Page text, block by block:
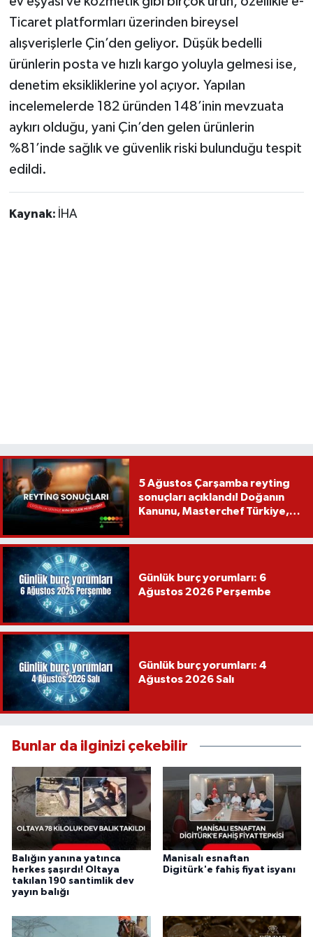
Ticaret platformları üzerinden bireysel
alışverişlerle Çin’den geliyor. Düşük bedelli
ürünlerin posta ve hızlı kargo yoluyla gelmesi ise,
denetim eksikliklerine yol açıyor. Yapılan
incelemelerde 182 üründen 148’inin mevzuata
aykırı olduğu, yani Çin’den gelen ürünlerin
%81’inde sağlık ve güvenlik riski bulunduğu tespit
edildi.
Kaynak: İHA
5 Ağustos Çarşamba reyting
sonuçları açıklandı! Doğanın
Kanunu, Masterchef Türkiye,
Günlük burç yorumları: 6
Ağustos 2026 Perşembe
Günlük burç yorumları: 4
Ağustos 2026 Salı
Bunlar da ilginizi çekebilir
Balığın yanına yatınca
herkes şaşırdı! Oltaya
takılan 190 santimlik dev
yayın balığı
Manisalı esnaftan
Digitürk'e fahiş fiyat isyanı